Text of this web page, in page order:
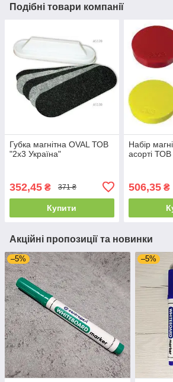
Подібні товари компанії
Губка магнітна OVAL ТОВ
"2х3 Україна"
352,45 ₴ 371 ₴
Купити
Набір
асорті ТОВ
506,35₴
Акційні пропозиції та новинки
–5% –5%